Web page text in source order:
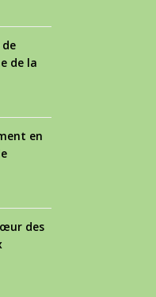
de la
en
des